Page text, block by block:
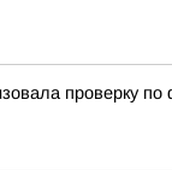
проверку